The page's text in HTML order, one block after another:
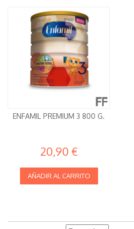
ENFAMIL PREMIUM 3 800 G.
20,90 €
AÑADIR AL CARRITO